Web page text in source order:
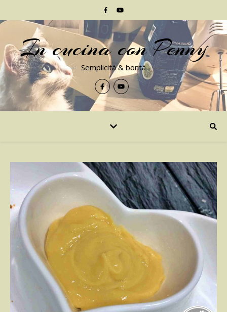
In cucina con Penny
Semplicità & bontà